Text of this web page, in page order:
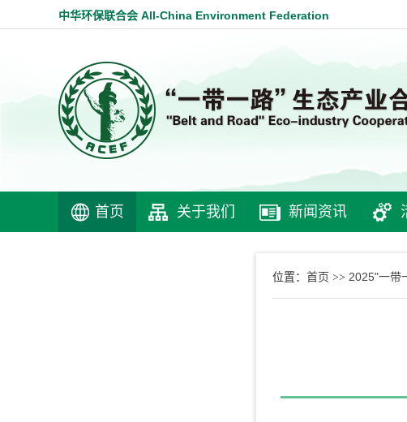
中华环保联合会 All-China Environment Federation
首页 关于我们 新闻资讯
位置： 首页 >> 2025"一带